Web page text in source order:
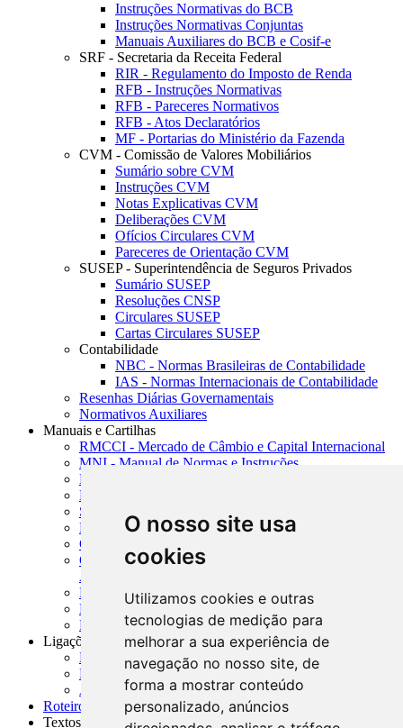
O nosso site usa
cookies
Utilizamos cookies e outras
tecnologias de medição para
melhorar a sua experiência de
navegação no nosso site, de
forma a mostrar conteúdo
personalizado, anúncios
Instruções Normativas do BCB
Instruções Normativas Conjuntas
Manuais Auxiliares do BCB e Cosif-e
SRF - Secretaria da Receita Federal
RIR - Regulamento do Imposto de Renda
RFB - Instruções Normativas
RFB - Pareceres Normativos
RFB - Atos Declaratórios
MF - Portarias do Ministério da Fazenda
CVM - Comissão de Valores Mobiliários
Sumário sobre CVM
Instruções CVM
Notas Explicativas CVM
Deliberações CVM
Ofícios Circulares CVM
Pareceres de Orientação CVM
SUSEP - Superintendência de Seguros Privados
Sumário SUSEP
Resoluções CNSP
Circulares SUSEP
Cartas Circulares SUSEP
Contabilidade
NBC - Normas Brasileiras de Contabilidade
IAS - Normas Internacionais de Contabilidade
Resenhas Diárias Governamentais
Normativos Auxiliares
Manuais e Cartilhas
RMCCI - Mercado de Câmbio e Capital Internacional
MNI - Manual de Normas e Instruções
MTVM - Manual de Títulos e Valores Mobiliários
MCR - Manual de Crédito Rural
SISORF - Manual de Organização do SFN
MASUP - Manual de Supervisão Bancária
CADOC - Catálogo de Documentos
CNAE-CONCLA - Classificação Nacional de
Atividades Econômicas
PMF - Cartilhas do BCB
Manuais Auxiliares do BCB e Cosif-e
Resenhas Diárias Governamentais
Ligações Externas
Links Úteis
Presidência da República
Agências Nacionais Reguladoras
Roteiros para Estudos
Textos